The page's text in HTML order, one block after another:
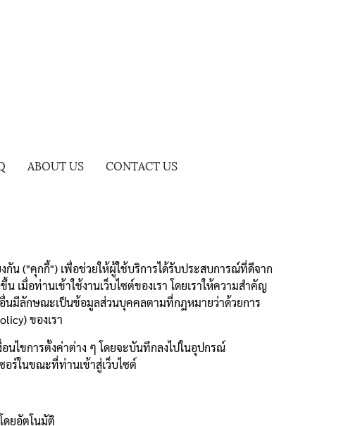
ABOUT US CONTACT US
กัน ("คุกกี้") เพื่อช่วยให้ผู้ใช้บริการได้รับประสบการณ์ที่ดีจาก
มื่อท่านเข้าใช้งานเว็บไซต์ของเรา โดยเราให้ความสำคัญ
นมีลักษณะเป็นข้อมูลส่วนบุคคลตามที่กฎหมายว่าด้วยการ
ของเรา
นไขการตั้งค่าต่าง ๆ โดยจะบันทึกลงไปในอุปกรณ์
อร์ในขณะที่ท่านเข้าสู่เว็บไซต์
ดยอัตโนมัติ